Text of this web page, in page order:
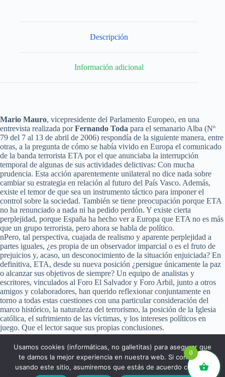
Descripción
Información adicional
Mario Mauro, vicepresidente del Parlamento Europeo, en una
entrevista realizada porFernando Toda para el semanario Alba (Nº
79 del 7 al 13 de abril de 2006) respondía de la siguiente manera, entre
otras, a la pregunta de cómo se había vivido en Europa el comunicado
de la banda terrorista ETA por el que anunciaba la interrupción
temporal de algunas de sus actividades delictivas: Con mucha
prudencia. Esta acción aparentemente unilateral no dice nada sobre
cambiar su estrategia en relación al futuro del País Vasco. Además,
existe el temor de que sea un instrumento táctico para imponer el
control sobre la sociedad. También se tiene preocupación porque ETA
no ha renunciado a nada ni ha pedido perdón. Y existe cierta
perplejidad, porque España ha hecho ver a Europa que ETA no es más
que un grupo terrorista, pero ahora se habla de político.
nPero, tal perspectiva, cuajada de realismo y aparente perplejidad a
partes iguales, ¿es propia de un observador imparcial o es el fruto de
prejuicios y, acaso, un desconocimiento de la situación enjuiciada? En
definitiva, ETA, desde su nueva posición ¿persigue únicamente la paz
o alcanzar sus objetivos de siempre? Un equipo de analistas y
escritores, vinculados al Foro El Salvador y Foro Arbil, junto a otros
amigos y colaboradores, han querido reflexionar conjuntamente en
torno a todas estas cuestiones con una particular consideración del
marco histórico, la naturaleza del terrorismo, la posición de la Iglesia
católica, el sufrimiento de las víctimas, y los intereses políticos en
juego. Que el lector saque sus propias conclusiones.
0
Usamos cookies (informáticas, no galletitas) para asegurar que
te damos la mejor experiencia en nuestra web. Si continúas
usando este sitio, asumiremos que estás de acuerdo con ello.